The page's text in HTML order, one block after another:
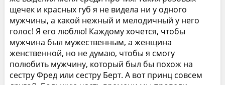
щечек и красных губ я не видела ни у одного
мужчины, а какой нежный и мелодичный у него
голос! Я его люблю! Каждому хочется, чтобы
мужчина был мужественным, а женщина
женственной, но не думаю, чтобы я смогу
полюбить мужчину, который был бы похож на
сестру Фред или сестру Берт. А вот принц совсем